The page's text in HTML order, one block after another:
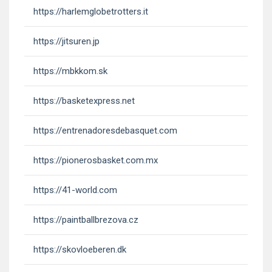
https://harlemglobetrotters.it
https://jitsuren.jp
https://mbkkom.sk
https://basketexpress.net
https://entrenadoresdebasquet.com
https://pionerosbasket.com.mx
https://41-world.com
https://paintballbrezova.cz
https://skovloeberen.dk